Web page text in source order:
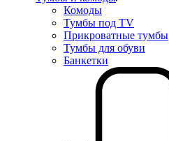
Комоды
Тумбы под TV
Прикроватные тумбы
Тумбы для обуви
Банкетки